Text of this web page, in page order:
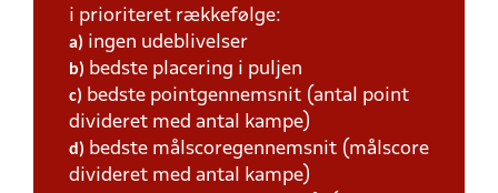
i prioriteret rækkefølge:
a) ingen udeblivelser
b) bedste placering i puljen
c) bedste pointgennemsnit (antal point
divideret med antal kampe)
d) bedste målscoregennemsnit (målscore
divideret med antal kampe)